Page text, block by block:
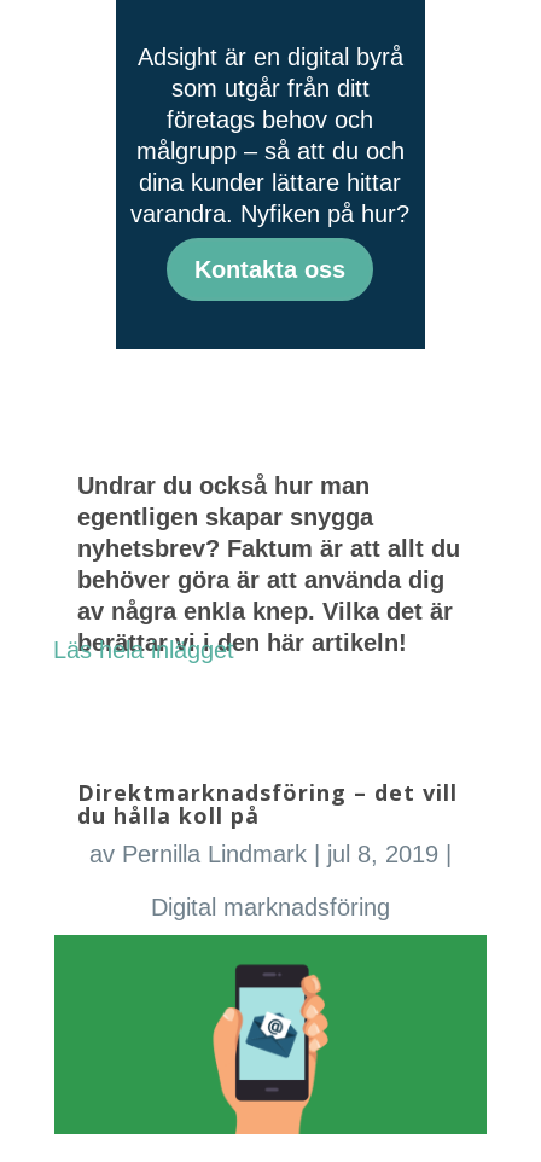
Adsight är en digital byrå
som utgår från ditt
företags behov och
målgrupp – så att du och
dina kunder lättare hittar
varandra. Nyfiken på hur?
Kontakta oss
Undrar du också hur man
egentligen skapar snygga
nyhetsbrev? Faktum är att allt du
behöver göra är att använda dig
av några enkla knep. Vilka det är
berättar vi i den här artikeln!
Läs hela inlägget
Direktmarknadsföring – det vill
du hålla koll på
av Pernilla Lindmark| jul 8, 2019
Digital marknadsföring